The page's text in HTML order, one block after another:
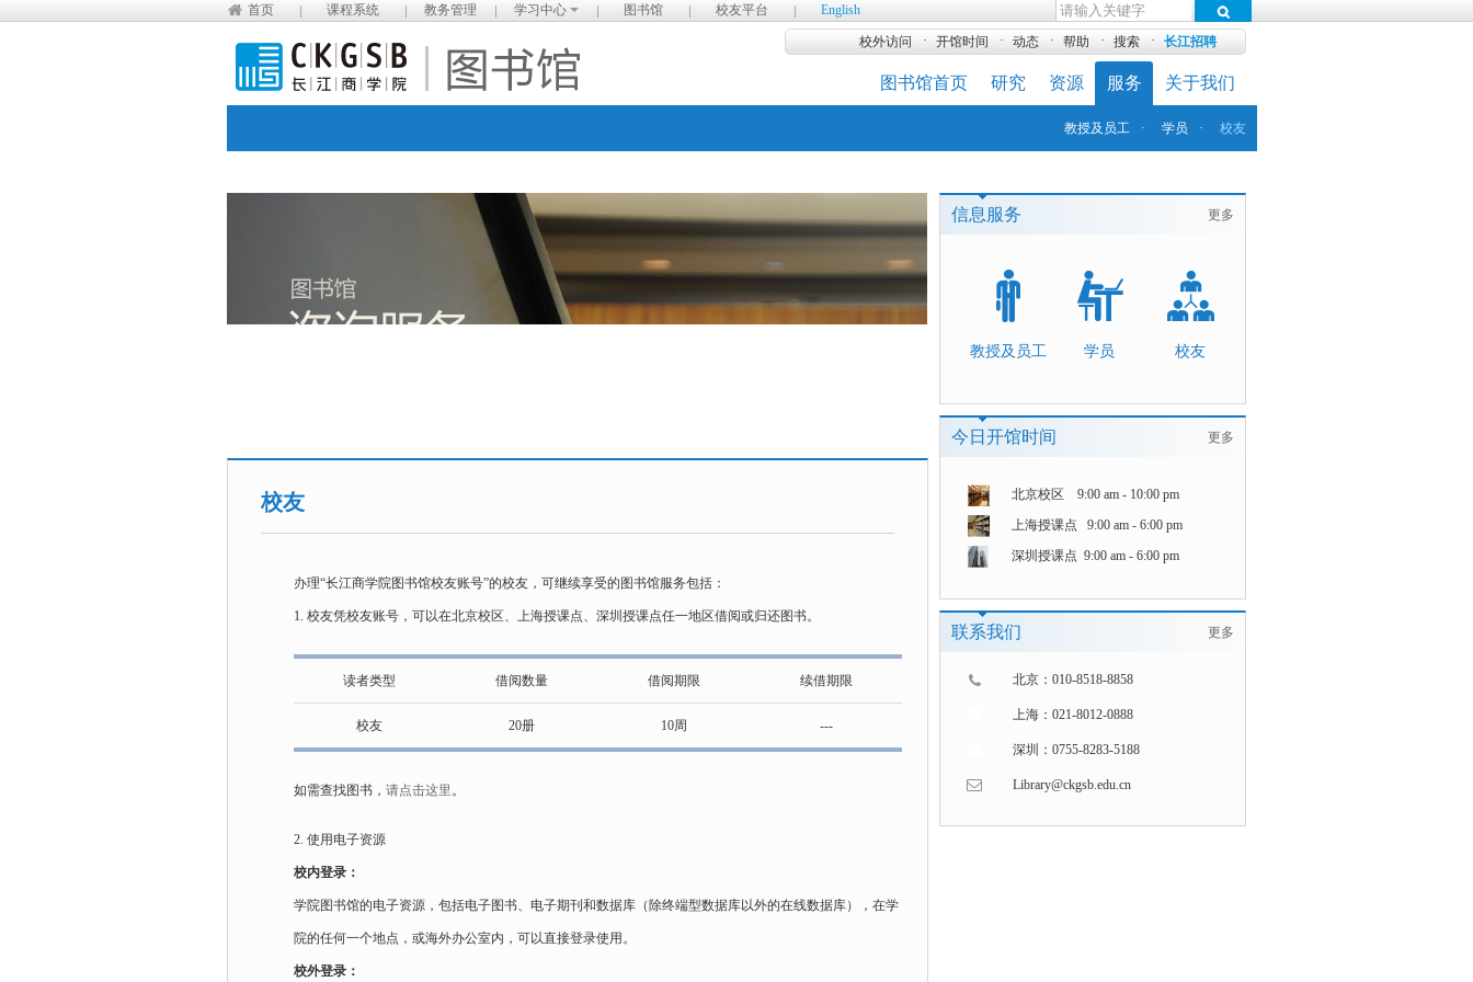
首页 课程系统 教务管理 学习中心 图书馆 校友平台 English
长江招聘
搜索 ·
帮助 ·
动态 ·
开馆时间 ·
校外访问 ·
图书馆首页 研究 资源 服务 关于我们
校友
学员 ·
教授及员工 ·
校友
办理“长江商学院图书馆校友账号”的校友，可继续享受的图书馆服务包括：
1. 校友凭校友账号，可以在北京校区、上海授课点、深圳授课点任一地区借阅或归还图书。
读者类型 借阅数量 借阅期限 续借期限
校友 20册 10周 ---
如需查找图书， 请点击这里 。
2. 使用电子资源
校内登录：
学院图书馆的电子资源，包括电子图书、电子期刊和数据库（除终端型数据库以外的在线数据库），在学
院的任何一个地点，或海外办公室内，可以直接登录使用。
校外登录：
信息服务 更多
教授及员工 学员 校友
今日开馆时间 更多
北京校区 9:00 am - 10:00 pm
上海授课点 9:00 am - 6:00 pm
深圳授课点 9:00 am - 6:00 pm
联系我们 更多
北京：010-8518-8858
上海：021-8012-0888
深圳：0755-8283-5188
Library@ckgsb.edu.cn